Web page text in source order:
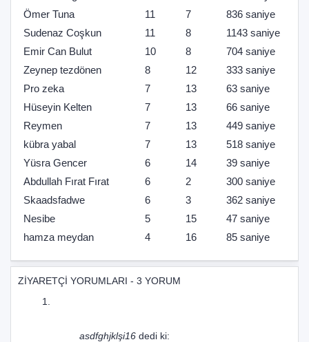
Ömer Tuna
11 7
836 saniye
Sudenaz Coşkun
11 8
1143 saniye
Emir Can Bulut
10 8
704 saniye
Zeynep tezdönen
8 12
333 saniye
Pro zeka
7 13
63 saniye
Hüseyin Kelten
7 13
66 saniye
Reymen
7 13
449 saniye
kübra yabal
7 13
518 saniye
Yüsra Gencer
6 14
39 saniye
Abdullah Fırat Fırat
6 2
300 saniye
Skaadsfadwe
6 3
362 saniye
Nesibe
5 15
47 saniye
hamza meydan
4 16 85 saniye
ZİYARETÇİ YORUMLARI - 3 YORUM
asdfghjklşi16 dedi ki: